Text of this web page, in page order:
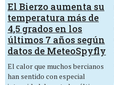
El Bierzo aumenta su
temperatura más de
4,5 grados en los
últimos 7 años según
datos de MeteoSpyfly
El calor que muchos bercianos
han sentido con especial